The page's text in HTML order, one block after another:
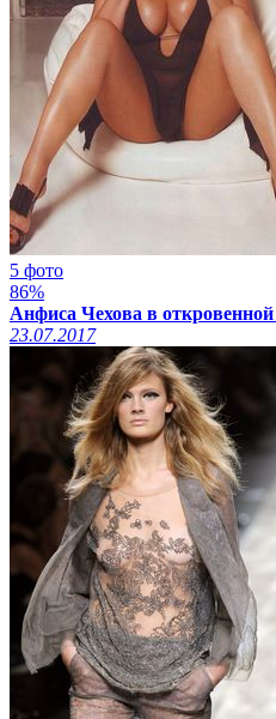
5 фото
86%
Анфиса Чехова в
23.07.2017